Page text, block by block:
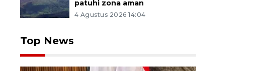
patuhi zona aman
4 Agustus 2026 14:04
Top News